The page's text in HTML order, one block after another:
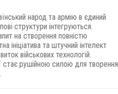
народ та армію в єдиний
структури інтегруються.
на створення повністю
ініціатива та штучний інтелект
військових технологій.
стає рушійною силою для творення